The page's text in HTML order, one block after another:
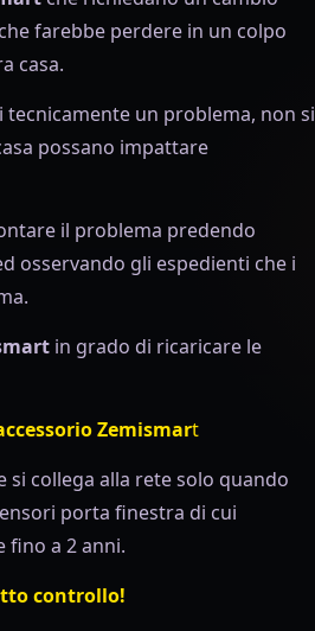
farebbe perdere in un colpo
casa.
un problema, non si
possano impattare
il problema predendo
osservando gli espedienti che i
in grado di ricaricare le
Zemismart
si collega alla rete solo quando
porta finestra di cui
fino a 2 anni.
controllo!